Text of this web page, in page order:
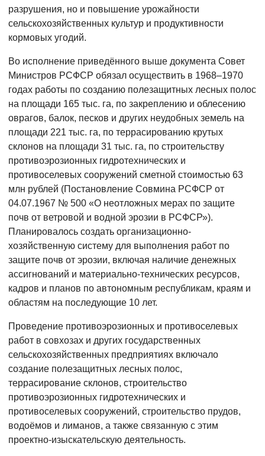
разрушения, но и повышение урожайности
сельскохозяйственных культур и продуктивности
кормовых угодий.
Во исполнение приведённого выше документа Совет
Министров РСФСР обязал осуществить в 1968–1970
годах работы по созданию полезащитных лесных полос
на площади 165 тыс. га, по закреплению и облесению
оврагов, балок, песков и других неудобных земель на
площади 221 тыс. га, по террасированию крутых
склонов на площади 31 тыс. га, по строительству
противоэрозионных гидротехнических и
противоселевых сооружений сметной стоимостью 63
млн рублей (Постановление Совмина РСФСР от
04.07.1967 № 500 «О неотложных мерах по защите
почв от ветровой и водной эрозии в РСФСР»).
Планировалось создать организационно-
хозяйственную систему для выполнения работ по
защите почв от эрозии, включая наличие денежных
ассигнований и материально-технических ресурсов,
кадров и планов по автономным республикам, краям и
областям на последующие 10 лет.
Проведение противоэрозионных и противоселевых
работ в совхозах и других государственных
сельскохозяйственных предприятиях включало
создание полезащитных лесных полос,
террасирование склонов, строительство
противоэрозионных гидротехнических и
противоселевых сооружений, строительство прудов,
водоёмов и лиманов, а также связанную с этим
проектно-изыскательскую деятельность.